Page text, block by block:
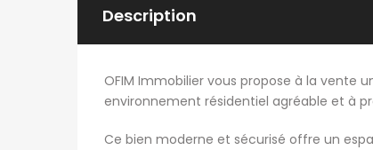
Description
OFIM Immobilier vous propose à la vente
environnement résidentiel agréable et à
Ce bien moderne et sécurisé offre un